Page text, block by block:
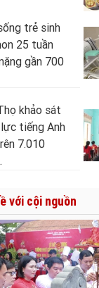
trẻ sinh
25 tuần
gần 700
khảo sát
tiếng Anh
7.010
với cội nguồn